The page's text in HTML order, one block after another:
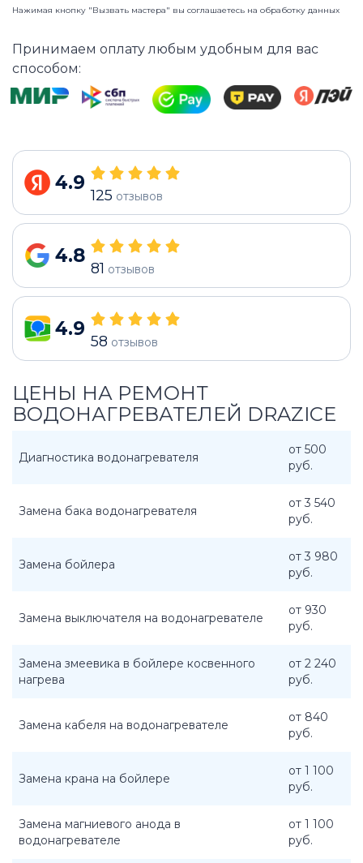
Нажимая кнопку "Вызвать мастера" вы соглашаетесь на обработку данных
Принимаем оплату любым удобным для вас
способом:
4.9
125 отзывов
4.8
81 отзывов
4.9
58 отзывов
ЦЕНЫ НА РЕМОНТ
ВОДОНАГРЕВАТЕЛЕЙ DRAZICE
Диагностика водонагревателя
от 500
руб.
Замена бака водонагревателя
от 3 540
руб.
Замена бойлера
от 3 980
руб.
Замена выключателя на водонагревателе
от 930
руб.
Замена змеевика в бойлере косвенного
нагрева
от 2 240
руб.
Замена кабеля на водонагревателе
от 840
руб.
Замена крана на бойлере
от 1 100
руб.
Замена магниевого анода в
водонагревателе
от 1 100
руб.